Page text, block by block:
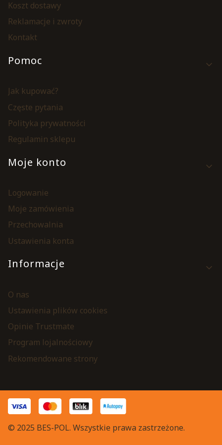
Koszt dostawy
Reklamacje i zwroty
Kontakt
Pomoc
Jak kupować?
Częste pytania
Polityka prywatności
Regulamin sklepu
Moje konto
Logowanie
Moje zamówienia
Przechowalnia
Ustawienia konta
Informacje
O nas
Ustawienia plików cookies
Opinie Trustmate
Program lojalnościowy
Rekomendowane strony
© 2025 BES-POL. Wszystkie prawa zastrzeżone.